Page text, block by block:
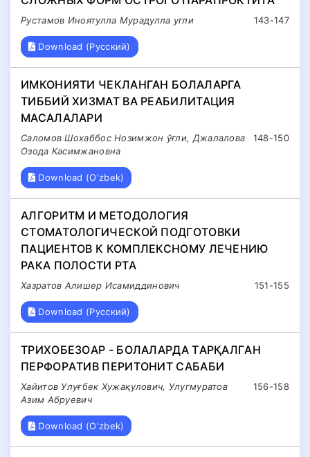
143-147
Рустамов Иноятулла Мурадулла угли
Download (Русский)
ИМКОНИЯТИ ЧЕКЛАНГАН БОЛАЛАРГА
ТИББИЙ ХИЗМАТ ВА РЕАБИЛИТАЦИЯ
МАСАЛАЛАРИ
148-150
Саломов Шохаббос Нозимжон ўғли, Джалалова
Озода Касимжановна
Download (O'zbek)
АЛГОРИТМ И МЕТОДОЛОГИЯ
СТОМАТОЛОГИЧЕСКОЙ ПОДГОТОВКИ
ПАЦИЕНТОВ К КОМПЛЕКСНОМУ ЛЕЧЕНИЮ
РАКА ПОЛОСТИ РТА
151-155
Хазратов Алишер Исамиддинович
Download (Русский)
ТРИХОБЕЗОAР - БОЛAЛAРДA ТAРҚAЛГAН
ПЕРФОРAТИВ ПЕРИТОНИТ СAБAБИ
156-158
Хайитов Улуғбек Хужақулович, Улугмуратов
Азим Абруевич
Download (O'zbek)